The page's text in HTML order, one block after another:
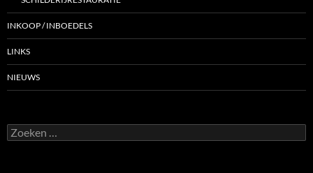
INKOOP / INBOEDELS
LINKS
NIEUWS
Zoeken
naar: